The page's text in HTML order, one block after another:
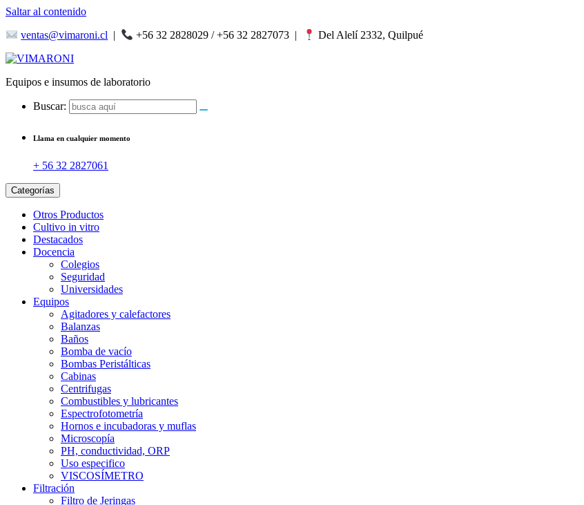
Saltar al contenido
ventas@vimaroni.cl | +56 32 2828029 / +56 32 2827073 | Del Alelí 2332, Quilpué
Equipos e insumos de laboratorio
Buscar:
Llama en cualquier momento
+ 56 32 2827061
Categorías
Otros Productos
Cultivo in vitro
Destacados
Docencia
Colegios
Seguridad
Universidades
Equipos
Agitadores y calefactores
Balanzas
Baños
Bomba de vacío
Bombas Peristálticas
Cabinas
Centrifugas
Combustibles y lubricantes
Espectrofotometría
Hornos e incubadoras y muflas
Microscopía
PH, conductividad, ORP
Uso especifico
VISCOSÍMETRO
Filtración
Filtro de Jeringas